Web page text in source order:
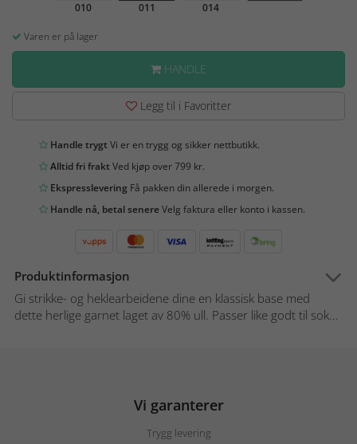
010 011 014
Varen er på lager
HANDLE
Legg til i Favoritter
Handle trygtVi er en trygg og sikker nettbutikk.
Alltid fri fraktVed kjøp over 799 kr.
Ekspresslevering Få pakken din allerede i morgen.
Handle nå, betal senereVelg faktura eller konto i kassen.
Produktinformasjon
Gi strikke- og heklearbeidene dine en klassisk base med
dette herlige garnet laget av 80% ull. Passer like godt til sok...
Vi garanterer
Trygg levering